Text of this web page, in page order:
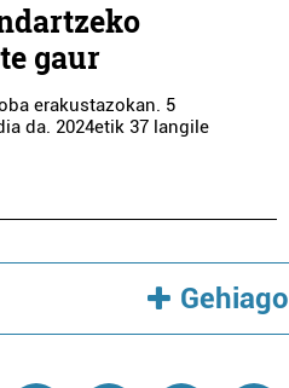
gaur
erakustazokan. 5
da. 2024etik 37 langile
Gehiago